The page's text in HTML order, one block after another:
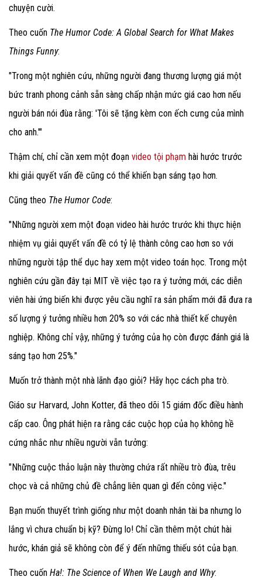
chuyện cười.
Theo cuốn The Humor Code: A Global Search for What Makes
Things Funny:
"Trong một nghiên cứu, những người đang thương lượng giá một
bức tranh phong cảnh sẵn sàng chấp nhận mức giá cao hơn nếu
người bán nói đùa rằng: 'Tôi sẽ tặng kèm con ếch cưng của mình
cho anh.'"
Thậm chí, chỉ cần xem một đoạn video tội phạm hài hước trước
khi giải quyết vấn đề cũng có thể khiến bạn sáng tạo hơn.
Cũng theo The Humor Code:
"Những người xem một đoạn video hài hước trước khi thực hiện
nhiệm vụ giải quyết vấn đề có tỷ lệ thành công cao hơn so với
những người tập thể dục hay xem một video toán học. Trong một
nghiên cứu gần đây tại MIT về việc tạo ra ý tưởng mới, các diễn
viên hài ứng biến khi được yêu cầu nghĩ ra sản phẩm mới đã đưa ra
số lượng ý tưởng nhiều hơn 20% so với các nhà thiết kế chuyên
nghiệp. Không chỉ vậy, những ý tưởng của họ còn được đánh giá là
sáng tạo hơn 25%."
Muốn trở thành một nhà lãnh đạo giỏi? Hãy học cách pha trò.
Giáo sư Harvard, John Kotter, đã theo dõi 15 giám đốc điều hành
cấp cao. Ông phát hiện ra rằng các cuộc họp của họ không hề
cứng nhắc như nhiều người vẫn tưởng:
"Những cuộc thảo luận này thường chứa rất nhiều trò đùa, trêu
chọc và cả những chủ đề chẳng liên quan gì đến công việc."
Bạn muốn thuyết trình giống như một doanh nhân tài ba nhưng lo
lắng vì chưa chuẩn bị kỹ? Đừng lo! Chỉ cần thêm một chút hài
hước, khán giả sẽ không còn để ý đến những thiếu sót của bạn.
Theo cuốn Ha!: The Science of When We Laugh and Why: